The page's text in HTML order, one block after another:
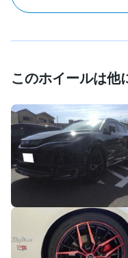
このホイールは他